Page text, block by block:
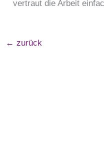
vertraut die Arbeit
← zurück